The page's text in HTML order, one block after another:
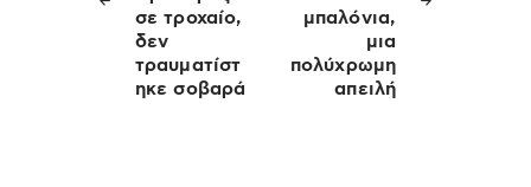
σε τροχαίο,
δεν
τραυματίστ
ηκε σοβαρά
μπαλόνια,
μια
πολύχρωμη
απειλή